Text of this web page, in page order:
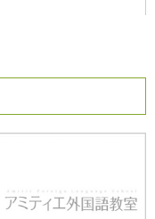
2/3名 【4級】1/1
1/1名